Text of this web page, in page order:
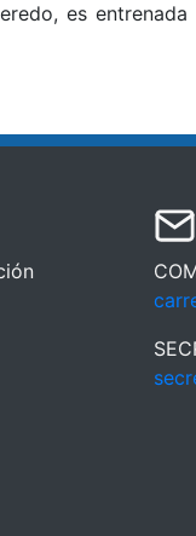
es